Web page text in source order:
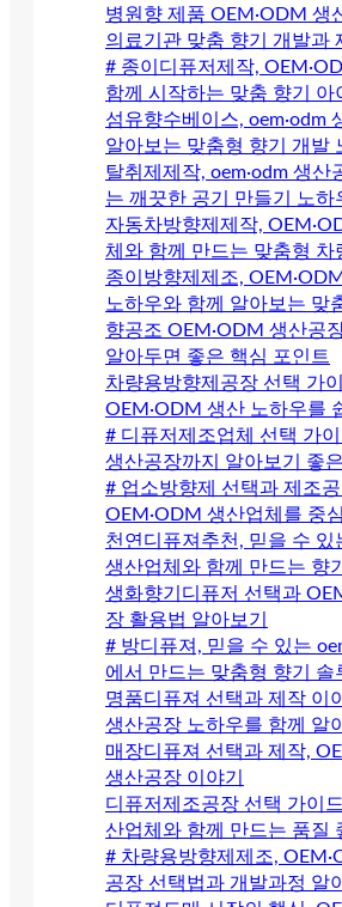
병원향 제품 OEM·ODM 생
의료기관 맞춤 향기 개발과
# 종이디퓨저제작,
함께 시작하는 맞춤 향기 아
섬유향수베이스, oem·odm
알아보는 맞춤형 향기 개발
탈취제제작, oem·odm 생산
는 깨끗한 공기 만들기 노하
자동차방향제제작,
체와 함께 만드는 맞춤형 차
종이방향제제조,
노하우와 함께 알아보는 맞
향공조 OEM·ODM 생산공
알아두면 좋은 핵심 포인트
차량용방향제공장 선택 가
OEM·ODM 생산 노하우를
# 디퓨저제조업체 선택 가
생산공장까지 알아보기 좋
# 업소방향제 선택과 제조
OEM·ODM 생산업체를 중
천연디퓨져추천, 믿을 수 있
생산업체와 함께 만드는 향
생화향기디퓨저 선택과
장 활용법 알아보기
# 방디퓨져, 믿을 수 있는
에서 만드는 맞춤형 향기 솔
명품디퓨져 선택과 제작 이
생산공장 노하우를 함께 알
매장디퓨져 선택과 제작,
생산공장 이야기
디퓨저제조공장 선택 가이
산업체와 함께 만드는 품질
# 차량용방향제제조,
공장 선택법과 개발과정 알